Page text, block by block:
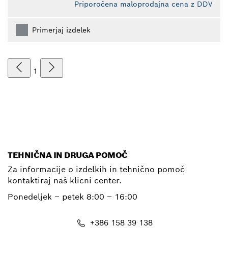
Priporočena maloprodajna cena z DDV
Primerjaj izdelek
1
TEHNIČNA IN DRUGA POMOČ
Za informacije o izdelkih in tehnično pomoč
kontaktiraj naš klicni center.
Ponedeljek – petek 8:00 – 16:00
+386 158 39 138